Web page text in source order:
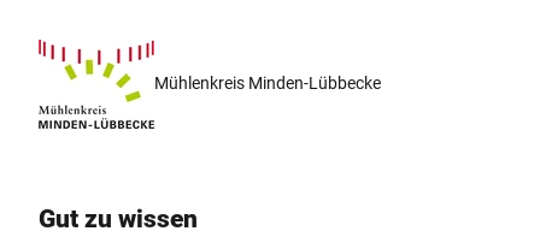
Mühlenkreis Minden-Lübbecke
Gut zu wissen